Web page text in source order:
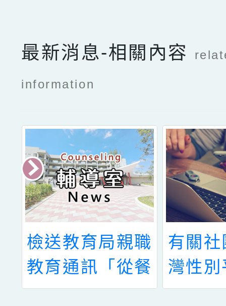
最新消息-相關內容
information
檢送教育局親職
教育通訊「從餐
桌到書桌 陪孩
有關
灣性
協會